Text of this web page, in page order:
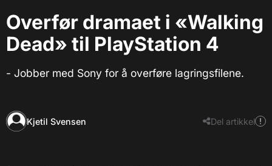
Overfør dramaet i «Walking
Dead» til PlayStation 4
- Jobber med Sony for å overføre lagringsfilene.
Kjetil Svensen Del artikkel